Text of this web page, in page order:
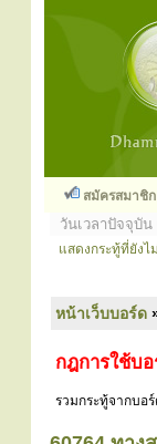
สมัครสมาชิก
วันเวลาปัจจุบัน
แสดงกระทู้ที่ยังไ
หน้าเว็บบอร์ด
กฎการใช้บ
รวมกระทู้จากบอร์